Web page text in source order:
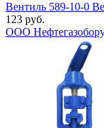
Вентиль 589-10-0
123 руб.
ООО